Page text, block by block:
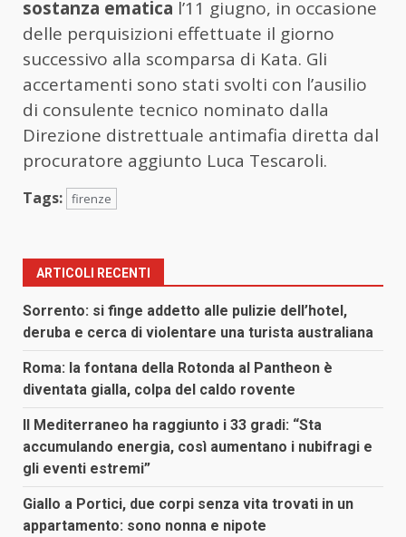
sostanza ematica l’11 giugno, in occasione
delle perquisizioni effettuate il giorno
successivo alla scomparsa di Kata. Gli
accertamenti sono stati svolti con l’ausilio
di consulente tecnico nominato dalla
Direzione distrettuale antimafia diretta dal
procuratore aggiunto Luca Tescaroli.
Tags: firenze
ARTICOLI RECENTI
Sorrento: si finge addetto alle pulizie dell’hotel,
deruba e cerca di violentare una turista australiana
Roma: la fontana della Rotonda al Pantheon è
diventata gialla, colpa del caldo rovente
Il Mediterraneo ha raggiunto i 33 gradi: “Sta
accumulando energia, così aumentano i nubifragi e
gli eventi estremi”
Giallo a Portici, due corpi senza vita trovati in un
appartamento: sono nonna e nipote